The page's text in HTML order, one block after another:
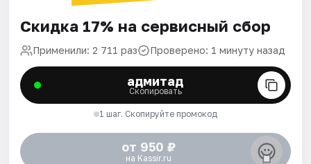
Скидка 17% на сервисный сбор
Применили: 2 711 раз Проверено: 1 минуту назад
адмитад
Скопировать
1 шаг. Скопируйте промокод
от 950 ₽
на Kassir.ru